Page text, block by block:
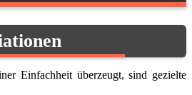
Einfachheit überzeugt, sind gezielte